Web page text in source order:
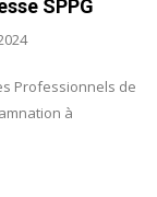
SPPG
Professionnels de
à